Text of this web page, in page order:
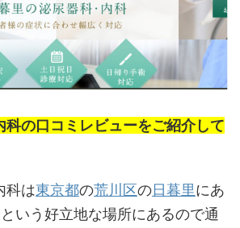
科の口コミレビューをご紹介して
科は東京都の荒川区の日暮里にあ
いう好立地な場所にあるので通